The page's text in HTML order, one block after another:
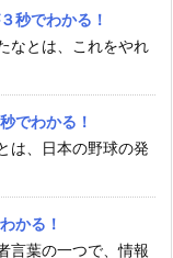
秒でわかる！
なとは、これをやれ
でわかる！
は、日本の野球の発
かる！
言葉の一つで、情報